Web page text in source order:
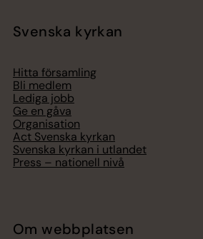
Svenska kyrkan
Hitta församling
Bli medlem
Lediga jobb
Ge en gåva
Organisation
Act Svenska kyrkan
Svenska kyrkan i utlandet
Press – nationell nivå
Om webbplatsen